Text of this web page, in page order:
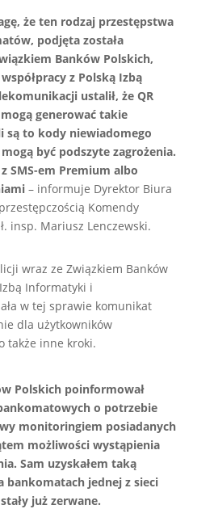
że ten rodzaj przestępstwa
podjęta została
Banków Polskich,
z Polską Izbą
ustalił, że QR
generować takie
są to kody niewiadomego
być podszyte zagrożenia.
SMS-em Premium albo
– informuje Dyrektor Biura
Komendy
insp. Mariusz Lenczewski.
wraz ze Związkiem Banków
Informatyki i
w tej sprawie komunikat
dla użytkowników
także inne kroki.
Polskich poinformował
o potrzebie
monitoringiem posiadanych
możliwości wystąpienia
Sam uzyskałem taką
bankomatach jednej z sieci
już zerwane.